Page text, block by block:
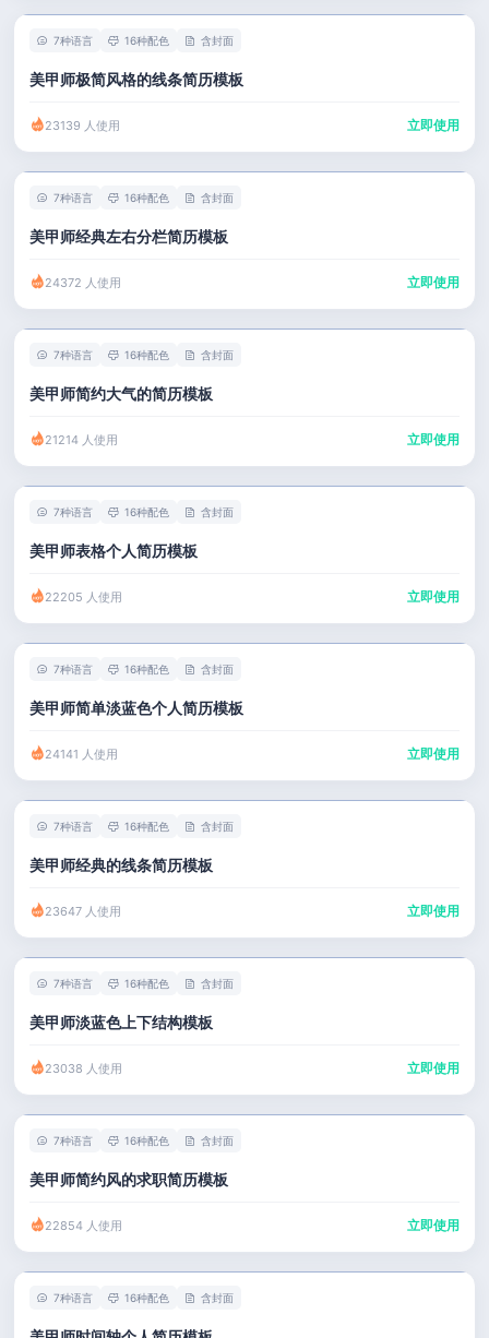
7种语言 16种配色 含封面
美甲师极简风格的线条简历模板
23139 人使用 立即使用
7种语言 16种配色 含封面
美甲师经典左右分栏简历模板
24372 人使用 立即使用
7种语言 16种配色 含封面
美甲师简约大气的简历模板
21214 人使用 立即使用
7种语言 16种配色 含封面
美甲师表格个人简历模板
22205 人使用 立即使用
7种语言 16种配色 含封面
美甲师简单淡蓝色个人简历模板
24141 人使用 立即使用
7种语言 16种配色 含封面
美甲师经典的线条简历模板
23647 人使用 立即使用
7种语言 16种配色 含封面
美甲师淡蓝色上下结构模板
23038 人使用 立即使用
7种语言 16种配色 含封面
美甲师简约风的求职简历模板
22854 人使用 立即使用
7种语言 16种配色 含封面